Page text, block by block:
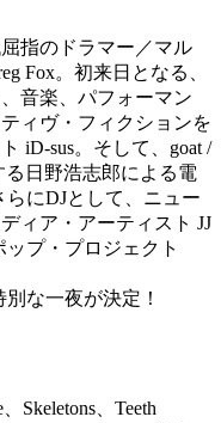
指のドラマー／マル
Fox。初来日となる、
音楽、パフォーマン
ィヴ・フィクションを
iD-sus。そして、goat /
日野浩志郎による電
にDJとして、ニュー
ィア・アーティスト JJ
プ・プロジェクト
な一夜が決定！
Skeletons、Teeth